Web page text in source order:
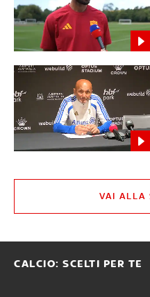
VAI ALLA
CALCIO: SCELTI PER TE